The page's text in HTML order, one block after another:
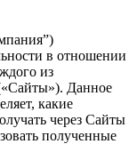
в отношении
из
Данное
какие
через Сайты
полученные